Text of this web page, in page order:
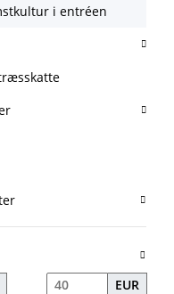
i entréen
EUR